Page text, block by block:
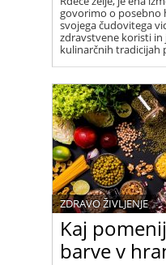
govorimo o posebno
svojega čudovitega
zdravstvene koristi
kulinarčnih tradicijah
Kaj
barve v
ZDRAVO ŽIVLJENJE